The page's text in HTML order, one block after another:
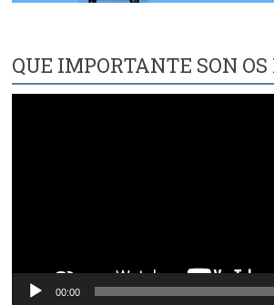
QUE IMPORTANTE SON
00:00